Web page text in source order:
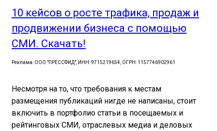
10 кейсов о росте трафика, продаж и
продвижении бизнеса с помощью
СМИ. Скачать!
Реклама: ООО "ПРЕССФИД", ИНН: 9715219654, ОГРН: 1157746902961
Несмотря на то, что требования к местам
размещения публикаций нигде не написаны, стоит
включить в портфолио статьи в посещаемых и
рейтинговых СМИ, отраслевых медиа и деловых